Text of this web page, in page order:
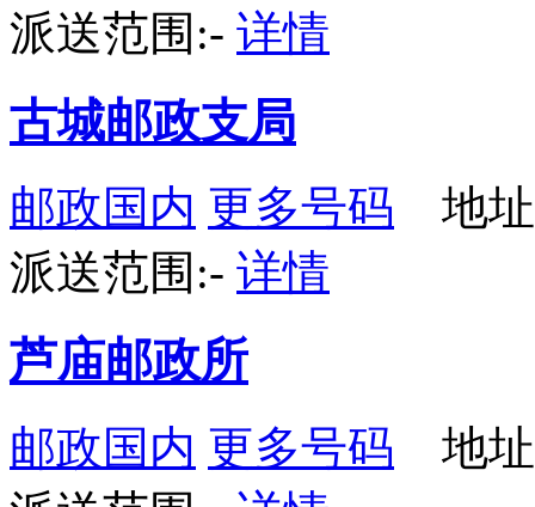
派送范围:- 详情
古城邮政支局
邮政国内 更多号码 地址
派送范围:- 详情
芦庙邮政所
邮政国内 更多号码 地址